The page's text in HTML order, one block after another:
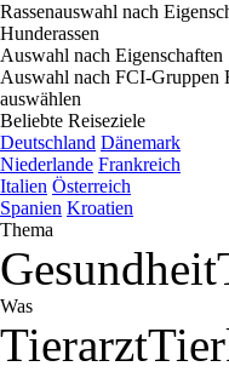
Rassenauswahl nach
Hunderassen
Auswahl nach Eigenschaften
Auswahl nach FCI-Gruppen
auswählen
Beliebte Reiseziele
Deutschland Dänemark
Niederlande Frankreich
Italien Österreich
Spanien Kroatien
Thema
Gesundheit
Was
Tierarzt